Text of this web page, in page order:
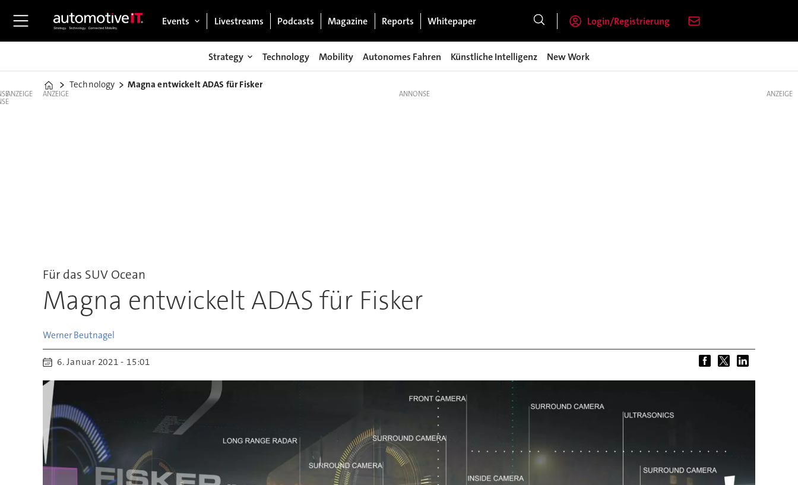
Events Livestreams Podcasts Magazine Reports Whitepaper Login/Registrierung
Strategy Technology Mobility Autonomes Fahren Künstliche Intelligenz New Work
Home
Technology Magna entwickelt ADAS für Fisker
ANZEIGE ANZEIGE
Für das SUV Ocean
Magna entwickelt ADAS für Fisker
Werner Beutnagel
6. Januar 2021 - 15:01
ANZEIGE